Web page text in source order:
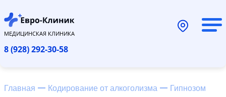
МЕДИЦИНСКАЯ КЛИНИКА
8 (928) 292-30-58
Главная Кодирование от алкоголизма Гипнозом